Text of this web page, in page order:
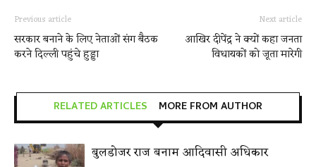
Previous article
सरकार बनाने के लिए नेताओं संग बैठक
करने दिल्ली पहुंचे हुड्डा
Next article
आखिर दीपेंद्र ने क्यों कहा जनता
विधायकों को जूता मारेगी
RELATED ARTICLES MORE FROM AUTHOR
बुलडोजर राज बनाम आदिवासी अधिकार